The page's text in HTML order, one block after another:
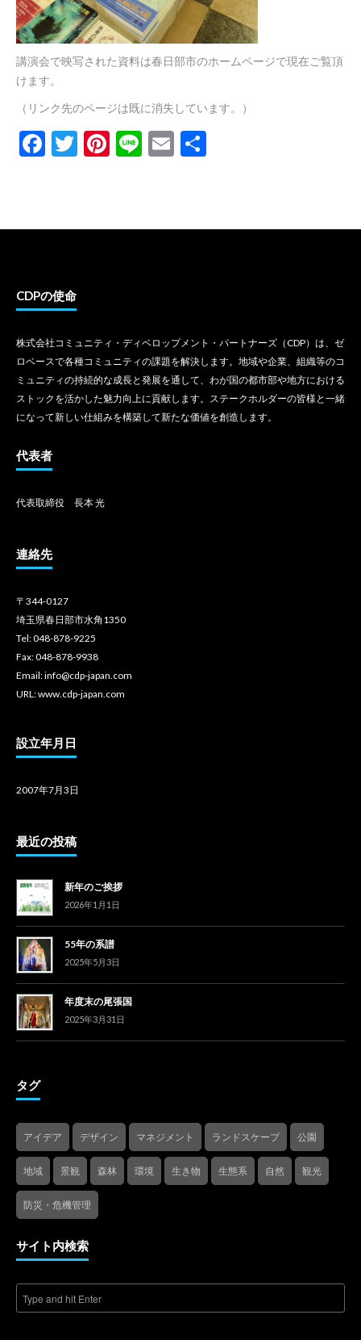
講演会で映写された資料は春日部市のホームページで現在ご覧頂
けます。
（リンク先のページは既に消失しています。）
Facebook
Twitter
Pinterest
LineEmail
CDPの使命
株式会社コミュニティ・ディベロップメント・パートナーズ（CDP）は、ゼ
ロベースで各種コミュニティの課題を解決します。地域や企業、組織等のコ
ミュニティの持続的な成長と発展を通して、わが国の都市部や地方における
ストックを活かした魅力向上に貢献します。ステークホルダーの皆様と一緒
になって新しい仕組みを構築して新たな価値を創造します。
代表者
代表取締役 長本 光
連絡先
〒344-0127
埼玉県春日部市水角1350
Tel: 048-878-9225
Fax: 048-878-9938
Email: info@cdp-japan.com
URL: www.cdp-japan.com
設立年月日
2007年7月3日
最近の投稿
新年のご挨拶
2026年1月1日
55年の系譜
2025年5月3日
年度末の尾張国
2025年3月31日
タグ
アイデア デザイン マネジメント ランドスケープ 公園
地域 景観 森林 環境 生き物 生態系 自然 観光
防災・危機管理
サイト内検索